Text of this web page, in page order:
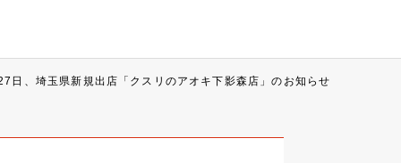
日、埼玉県新規出店「クスリのアオキ下影森店」のお知らせ